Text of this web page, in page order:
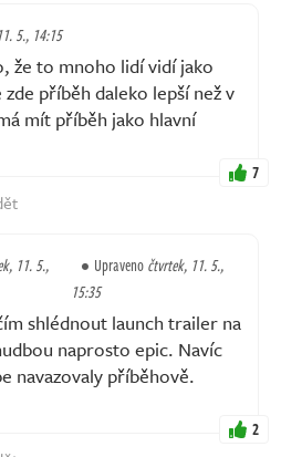
5., 14:15
že to mnoho lidí vidí jako
příběh daleko lepší než v
mít příběh jako hlavní
7
11. 5.,
Upravenočtvrtek, 11. 5.,
15:35
shlédnout launch trailer na
naprosto epic. Navíc
navazovaly příběhově.
2